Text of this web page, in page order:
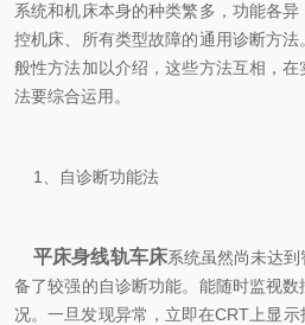
系统和机床本身的种类繁多，功能各
控机床、所有类型故障的通用诊断方
般性方法加以介绍，这些方法互相，
法要综合运用。
1、自诊断功能法
平床身线轨车床系统虽然尚未达
备了较强的自诊断功能。能随时监视
况。一旦发现异常，立即在CRT上显